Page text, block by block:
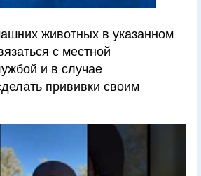
животных в указанном
с местной
и в случае
прививки своим